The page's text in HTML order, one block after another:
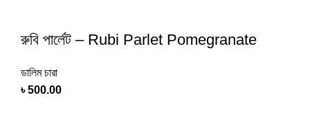
রুবি পার্লেট – Rubi Parlet Pomegranate
ডালিম চারা
৳500.00